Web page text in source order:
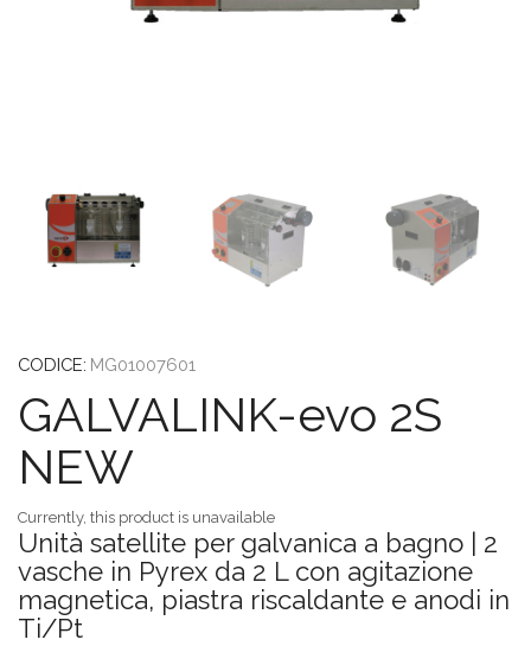
CODICE: MG01007601
GALVALINK-evo 2S
NEW
Currently, this product is unavailable
Unità satellite per galvanica a bagno | 2
vasche in Pyrex da 2 L con agitazione
magnetica, piastra riscaldante e anodi in
Ti/Pt